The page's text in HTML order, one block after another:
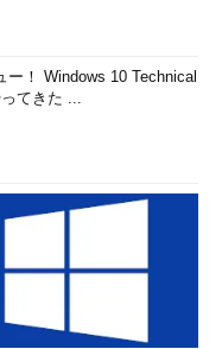
ー！ Windows 10 Technical
てきた ...